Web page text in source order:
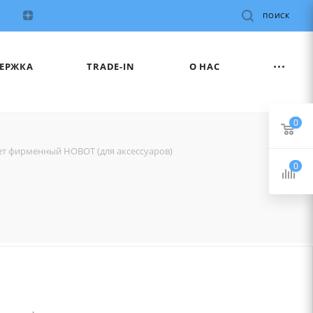
ПОИСК
TRADE-IN О НАС
фирменный HOBOT (для аксесcуаров)
0
0